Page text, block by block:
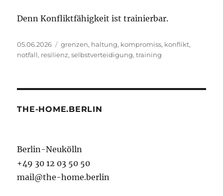
Denn Konfliktfähigkeit ist trainierbar.
Veröffentlicht
am
05.06.2026 Schlagwörter
grenzen, haltung, kompromiss, konflikt,
notfall, resilienz,selbstverteidigung,training
THE-HOME.BERLIN
Berlin-Neukölln
+49 30 12 03 50 50
mail@the-home.berlin